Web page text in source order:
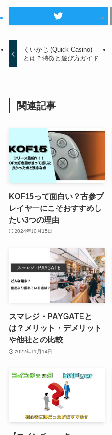
くいかじ (Quick Casino)
とは？特徴と遊び方ガイド
関連記事
KOF15って面白い？古参プ
レイヤーにこそおすすめし
たい3つの理由
2024年10月15日
スマレジ・PAYGATEと
は？メリット・デメリット
や他社との比較
2022年11月14日